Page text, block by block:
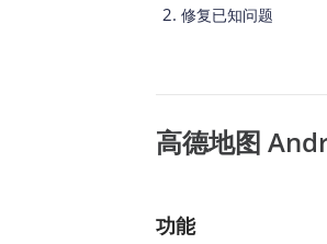
修复已知问题
高德地图
功能